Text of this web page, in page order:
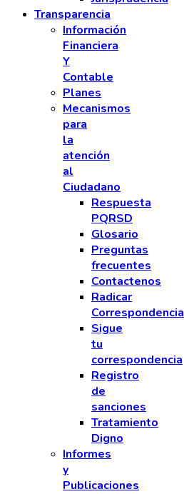
Transparencia
Información
Financiera
Y
Contable
Planes
Mecanismos
para
la
atención
al
Ciudadano
Respuesta
PQRSD
Glosario
Preguntas
frecuentes
Contactenos
Radicar
Correspondencia
Sigue
tu
correspondencia
Registro
de
sanciones
Tratamiento
Digno
Informes
y
Publicaciones